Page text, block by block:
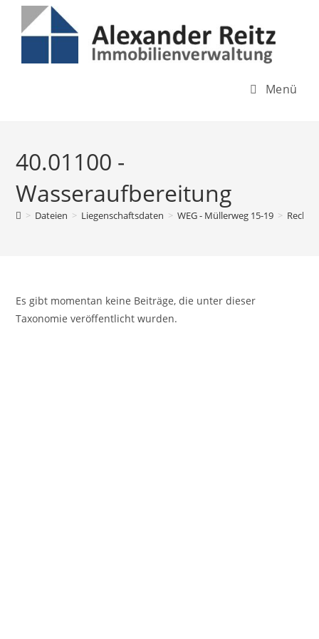
springen
Inhalt
Menü
40.01100 -
Wasseraufbereitung
> Dateien > Liegenschaftsdaten > WEG - Müllerweg 15-19 >
Es gibt momentan keine Beiträge, die unter dieser
Taxonomie veröffentlicht wurden.